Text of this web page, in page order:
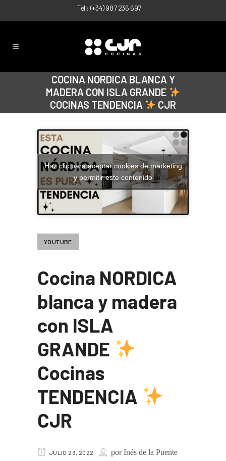
Tel.: (+34) 987 236 697
COCINA NORDICA BLANCA Y
MADERA CON ISLA GRANDE
COCINAS TENDENCIA
CJR
Haz clic para aceptar cookies de marketing
y permitir este contenido
YOUTUBE
Cocina NORDICA
blanca y madera
con ISLA
GRANDE
Cocinas
TENDENCIA
CJR
JULIO 23, 2022 porInés de la Puente